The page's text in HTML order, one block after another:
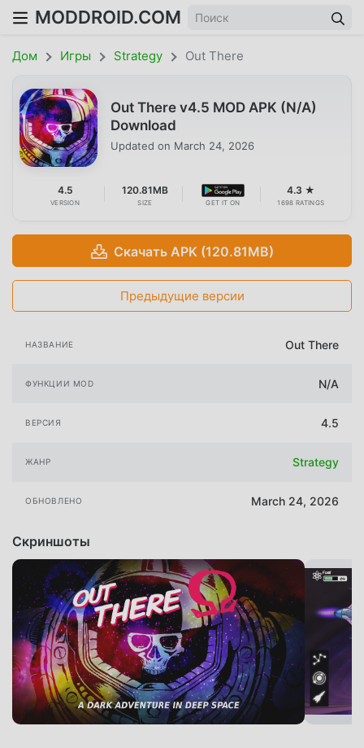
MODDROID.COM
Дом Игры Strategy Out There
Out There v4.5 MOD APK (N/A)
Download
Updated on March 24, 2026
4.5
VERSION
120.81MB
SIZE GET IT ON
4.3 ★
1698 RATINGS
Скачать APK (120.81MB)
Предыдущие версии
НАЗВАНИЕ Out There
ФУНКЦИИ MOD N/A
ВЕРСИЯ 4.5
ЖАНР Strategy
ОБНОВЛЕНО March 24, 2026
Скриншоты